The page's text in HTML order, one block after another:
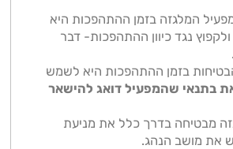
המלגזה בזמן ההתהפכות היא
נגד כיוון ההתהפכות- דבר
בזמן ההתהפכות היא לשמש
בתנאי שהמפעיל דואג להישאר
מבטיחה בדרך כלל את מניעת
את מושב הנהג.